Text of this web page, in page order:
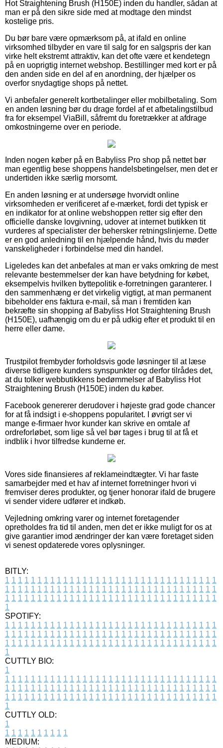
Hot Straightening Brush (H150E) inden du handler, sådan at
man er på den sikre side med at modtage den mindst
kostelige pris.
Du bør bare være opmærksom på, at ifald en online
virksomhed tilbyder en vare til salg for en salgspris der kan
virke helt ekstremt attraktiv, kan det ofte være et kendetegn
på en uoprigtig internet webshop. Bestillinger med kort er på
den anden side en del af en anordning, der hjælper os
overfor snydagtige shops på nettet.
Vi anbefaler generelt kortbetalinger eller mobilbetaling. Som
en anden løsning bør du drage fordel af et afbetalingstilbud
fra for eksempel ViaBill, såfremt du foretrækker at afdrage
omkostningerne over en periode.
Inden nogen køber på en Babyliss Pro shop på nettet bør
man egentlig bese shoppens handelsbetingelser, men det er
undertiden ikke særlig morsomt.
En anden løsning er at undersøge hvorvidt online
virksomheden er verificeret af e-mærket, fordi det typisk er
en indikator for at online webshoppen retter sig efter den
officielle danske lovgivning, udover at internet butikken tit
vurderes af specialister der behersker retningslinjerne. Dette
er en god anledning til en hjælpende hånd, hvis du møder
vanskeligheder i forbindelse med din handel.
Ligeledes kan det anbefales at man er vaks omkring de mest
relevante bestemmelser der kan have betydning for købet,
eksempelvis hvilken byttepolitik e-forretningen garanterer. I
den sammenhæng er det virkelig vigtigt, at man permanent
bibeholder ens faktura e-mail, så man i fremtiden kan
bekræfte sin shopping af Babyliss Hot Straightening Brush
(H150E), uafhængig om du er på udkig efter et produkt til en
herre eller dame.
Trustpilot frembyder forholdsvis gode løsninger til at læse
diverse tidligere kunders synspunkter og derfor tilrådes det,
at du tolker webbutikkens bedømmelser af Babyliss Hot
Straightening Brush (H150E) inden du køber.
Facebook genererer derudover i højeste grad gode chancer
for at få indsigt i e-shoppens popularitet. I øvrigt ser vi
mange e-firmaer hvor kunder kan skrive en omtale af
ordreforløbet, som lige så vel bør tages i brug til at få et
indblik i hvor tilfredse kunderne er.
Vores side finansieres af reklameindtægter. Vi har faste
samarbejder med et hav af internet forretninger hvori vi
fremviser deres produkter, og tjener honorar ifald de brugere
vi sender videre udfører et indkøb.
Vejledning omkring varer og internet foretagender
opretholdes fra tid til anden, men det er ikke muligt for os at
give garantier imod ændringer der kan være foretaget siden
vi senest opdaterede vores oplysninger.
BITLY:
1 1 1 1 1 1 1 1 1 1 1 1 1 1 1 1 1 1 1 1 1 1 1 1 1 1 1 1 1 1 1 1 1
1 1 1 1 1 1 1 1 1 1 1 1 1 1 1 1 1 1 1 1 1 1 1 1 1 1 1 1 1 1 1 1 1
1 1 1 1 1 1 1 1 1 1 1 1 1 1 1 1 1 1 1 1 1 1 1 1 1 1 1 1 1 1 1 1 1
1
SPOTIFY:
1 1 1 1 1 1 1 1 1 1 1 1 1 1 1 1 1 1 1 1 1 1 1 1 1 1 1 1 1 1 1 1 1
1 1 1 1 1 1 1 1 1 1 1 1 1 1 1 1 1 1 1 1 1 1 1 1 1 1 1 1 1 1 1 1 1
1 1 1 1 1 1 1 1 1 1 1 1 1 1 1 1 1 1 1 1 1 1 1 1 1 1 1 1 1 1 1 1 1
1
CUTTLY BIO:
1
1 1 1 1 1 1 1 1 1 1 1 1 1 1 1 1 1 1 1 1 1 1 1 1 1 1 1 1 1 1 1 1 1
1 1 1 1 1 1 1 1 1 1 1 1 1 1 1 1 1 1 1 1 1 1 1 1 1 1 1 1 1 1 1 1 1
1 1 1 1 1 1 1 1 1 1 1 1 1 1 1 1 1 1 1 1 1 1 1 1 1 1 1 1 1 1 1 1 1
1
CUTTLY OLD:
1
1 1 1 1 1 1 1 1 1 1
MEDIUM: